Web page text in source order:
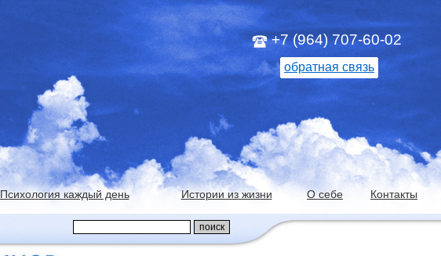
+7 (964) 707-60-02
обратная связь
Психология каждый день Истории из жизни О себе Контакты